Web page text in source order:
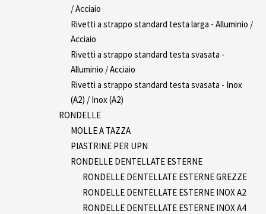
/ Acciaio
Rivetti a strappo standard testa larga - Alluminio /
Acciaio
Rivetti a strappo standard testa svasata -
Alluminio / Acciaio
Rivetti a strappo standard testa svasata - Inox
(A2) / Inox (A2)
RONDELLE
MOLLE A TAZZA
PIASTRINE PER UPN
RONDELLE DENTELLATE ESTERNE
RONDELLE DENTELLATE ESTERNE GREZZE
RONDELLE DENTELLATE ESTERNE INOX A2
RONDELLE DENTELLATE ESTERNE INOX A4